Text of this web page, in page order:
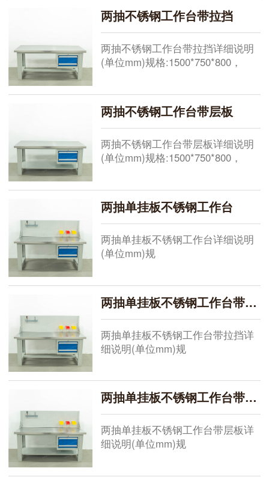
50mm,由1mm201不锈钢包49mm高
密度板，整体包5个面，桌面承重
1000KG，特
两抽不锈钢工作台带拉挡
两抽不锈钢工作台带拉挡详细说明
(单位mm)规格:1500*750*800，
50mm,由1mm201不锈钢包49mm高
密度板，整体包5个面，桌面承重1
两抽不锈钢工作台带层板
两抽不锈钢工作台带层板详细说明
(单位mm)规格:1500*750*800，
50mm,由1mm201不锈钢包49mm高
密度板，整体包5个面，桌面承重1
两抽单挂板不锈钢工作台
两抽单挂板不锈钢工作台详细说明
(单位mm)规
2100*750*800+500，现货供应其他
规格需要定做桌面:总厚50mm,由
1mm201不锈钢包49mm高密度板，
整体包5个面
两抽单挂板不锈钢工作台带拉挡
两抽单挂板不锈钢工作台带拉挡详
细说明(单位mm)规
2100*750*800+500，现货供应其他
规格需要定做桌面:总厚50mm,由
1mm201不锈钢包49mm高密度板，
整体包
两抽单挂板不锈钢工作台带层板
两抽单挂板不锈钢工作台带层板详
细说明(单位mm)规